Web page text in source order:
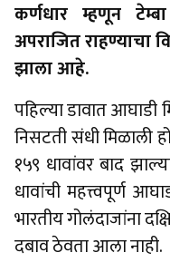
कर्णधार म्हणून
अपराजित राहण्याचा
झाला आहे.
पहिल्या डावात आघाडी
निसटती संधी मिळाली
१५९ धावांवर बाद
धावांची महत्त्वपूर्ण
भारतीय गोलंदाजांना
दबाव ठेवता आला नाही.